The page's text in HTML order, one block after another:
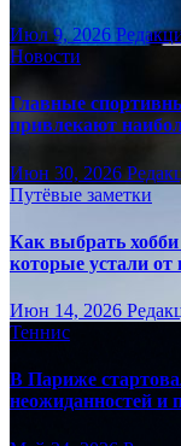
Июл 9, 2026
Новости
Главные
привлекают
Июн 30, 2026
Путёвые заметки
Как выбрать
которые устали от
Июн 14, 2026
Теннис
В Париже
неожиданностей и